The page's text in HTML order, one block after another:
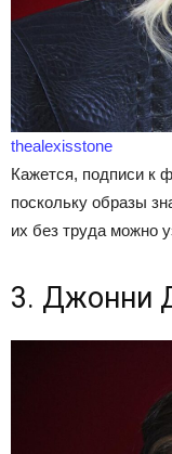
thealexisstone
Кажется, подписи к
поскольку образы
их без труда можно
3. Джонни